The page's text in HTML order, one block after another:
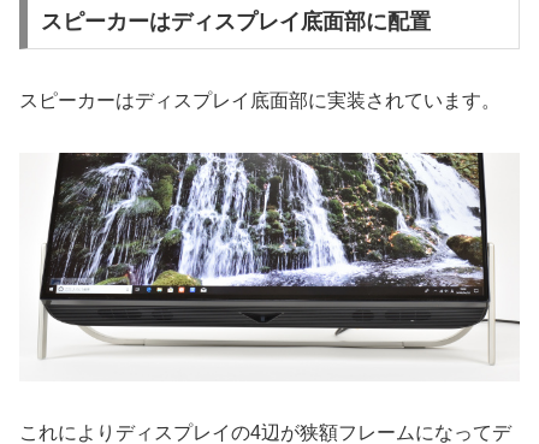
スピーカーはディスプレイ底面部に配置
スピーカーはディスプレイ底面部に実装されています。
これによりディスプレイの4辺が狭額フレームになってデ